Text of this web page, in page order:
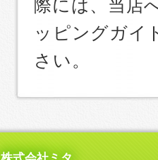
際には、当店
ッピングガイ
さい。